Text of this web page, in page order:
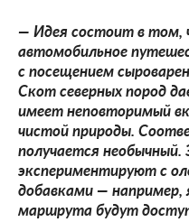
— Идея состоит в том,
автомобильное
с посещением
Скот северных пород
имеет неповторимый
чистой природы.
получается
экспериментируют с
добавками —
маршрута будут